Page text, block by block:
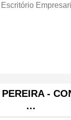
Escritório
-
…